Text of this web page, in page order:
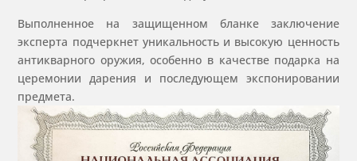
Выполненное на защищенном бланке заключение
эксперта подчеркнет уникальность и высокую ценность
антикварного оружия, особенно в качестве подарка на
церемонии дарения и последующем экспонировании
предмета.